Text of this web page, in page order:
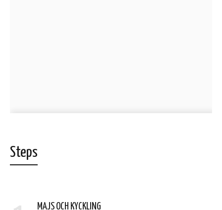
Steps
MAJS OCH KYCKLING